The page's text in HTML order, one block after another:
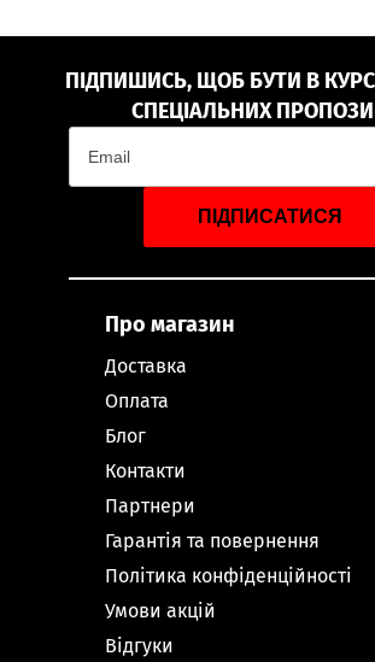
ПІДПИШИСЬ, ЩОБ БУТИ В
СПЕЦІАЛЬНИХ
ПІДПИСАТИСЯ
Про магазин
Доставка
Оплата
Блог
Контакти
Партнери
Гарантія та повернення
Політика конфіденційності
Умови акцій
Відгуки